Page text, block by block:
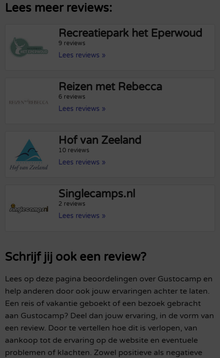
Lees meer reviews:
Recreatiepark het Eperwoud
9 reviews
Lees reviews »
Reizen met Rebecca
6 reviews
Lees reviews »
Hof van Zeeland
10 reviews
Lees reviews »
Singlecamps.nl
2 reviews
Lees reviews »
Schrijf jij ook een review?
Lees op deze pagina beoordelingen over Gustocamp en
help anderen door ook jouw ervaringen achter te laten.
Een reis of vakantie geboekt of een bezoek gebracht
aan Gustocamp? Deel dan jouw ervaring, in de vorm van
een review. Door te vertellen hoe dit is verlopen, van
aankoop tot de ervaring op de website en eventuele
problemen of klachten. Zowel positieve als negatieve